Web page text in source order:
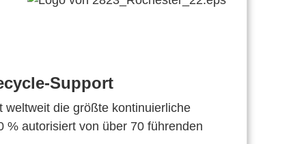
Support
weltweit die größte kontinuierliche
% autorisiert von über 70 führenden